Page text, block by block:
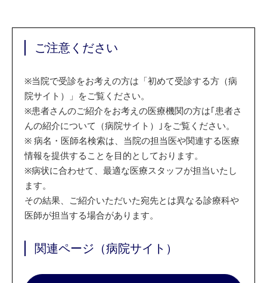
ご注意ください
※当院で受診をお考えの方は「初めて受診する方（病
院サイト）」をご覧ください。
※患者さんのご紹介をお考えの医療機関の方は｢患者さ
んの紹介について（病院サイト）｣をご覧ください。
※ 病名・医師名検索は、当院の担当医や関連する医療
情報を提供することを目的としております。
※病状に合わせて、最適な医療スタッフが担当いたし
ます。
その結果、ご紹介いただいた宛先とは異なる診療科や
医師が担当する場合があります。
関連ページ（病院サイト）